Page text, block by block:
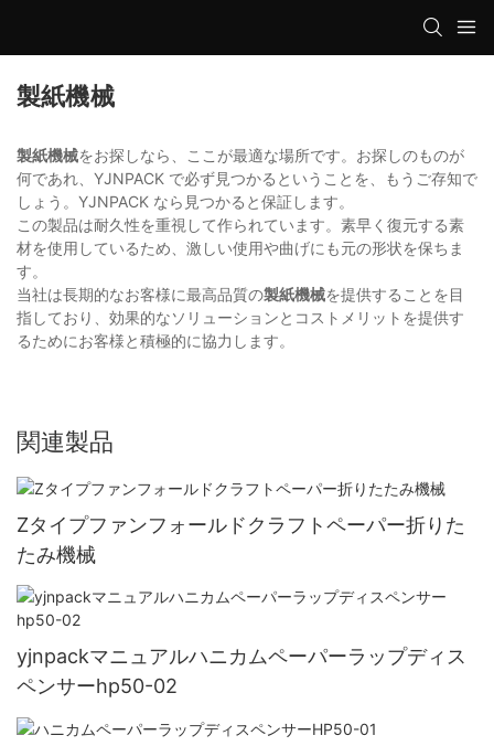
製紙機械
製紙機械をお探しなら、ここが最適な場所です。お探しのものが
何であれ、YJNPACK で必ず見つかるということを、もうご存知で
しょう。YJNPACK なら見つかると保証します。
この製品は耐久性を重視して作られています。素早く復元する素
材を使用しているため、激しい使用や曲げにも元の形状を保ちま
す。
当社は長期的なお客様に最高品質の製紙機械を提供することを目
指しており、効果的なソリューションとコストメリットを提供す
るためにお客様と積極的に協力します。
関連製品
Zタイプファンフォールドクラフトペーパー折りた
たみ機械
yjnpackマニュアルハニカムペーパーラップディス
ペンサーhp50-02